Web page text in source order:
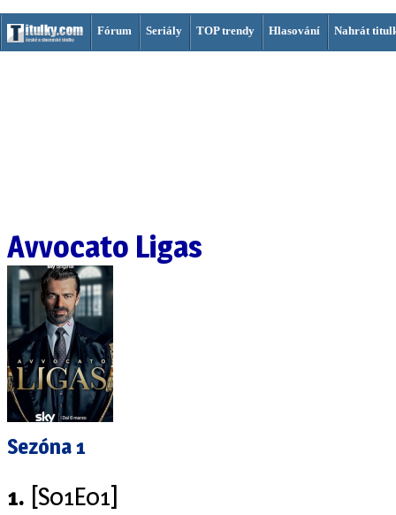
Fórum Seriály TOP trendy Hlasování Nahrát
Avvocato Ligas
Sezóna 1
1. [S01E01]